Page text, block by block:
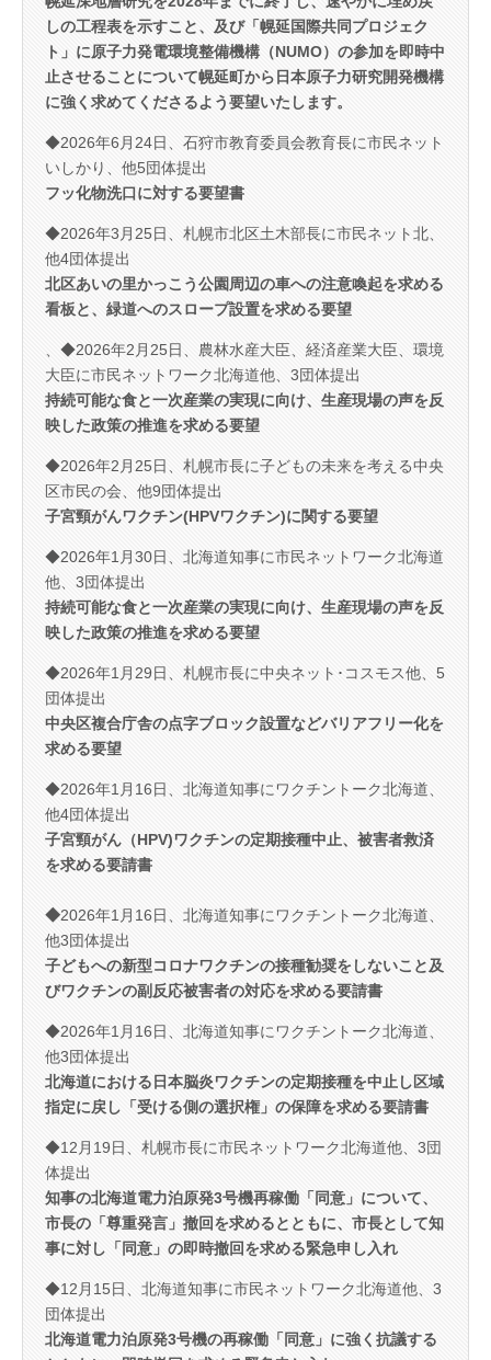
しの工程表を示すこと、及び「幌延国際共同プロジェク
ト」に原子力発電環境整備機構（NUMO）の参加を即時中
止させることについて幌延町から日本原子力研究開発機構
に強く求めてくださるよう要望いたします。
◆2026年6月24日、石狩市教育委員会教育長に市民ネット
いしかり、他5団体提出
フッ化物洗口に対する要望書
◆2026年3月25日、札幌市北区土木部長に市民ネット北、
他4団体提出
北区あいの里かっこう公園周辺の車への注意喚起を求める
看板と、緑道へのスロープ設置を求める要望
、◆2026年2月25日、農林水産大臣、経済産業大臣、環境
大臣に市民ネットワーク北海道他、3団体提出
持続可能な食と一次産業の実現に向け、生産現場の声を反
映した政策の推進を求める要望
◆2026年2月25日、札幌市長に子どもの未来を考える中央
区市民の会、他9団体提出
子宮頸がんワクチン(HPVワクチン)に関する要望
◆2026年1月30日、北海道知事に市民ネットワーク北海道
他、3団体提出
持続可能な食と一次産業の実現に向け、生産現場の声を反
映した政策の推進を求める要望
◆2026年1月29日、札幌市長に中央ネット･コスモス他、5
団体提出
中央区複合庁舎の点字ブロック設置などバリアフリー化を
求める要望
◆2026年1月16日、北海道知事にワクチントーク北海道、
他4団体提出
子宮頸がん（HPV)ワクチンの定期接種中止、被害者救済
を求める要請書
◆2026年1月16日、北海道知事にワクチントーク北海道、
他3団体提出
子どもへの新型コロナワクチンの接種勧奨をしないこと及
びワクチンの副反応被害者の対応を求める要請書
◆2026年1月16日、北海道知事にワクチントーク北海道、
他3団体提出
北海道における日本脳炎ワクチンの定期接種を中止し区域
指定に戻し「受ける側の選択権」の保障を求める要請書
◆12月19日、札幌市長に市民ネットワーク北海道他、3団
体提出
知事の北海道電力泊原発3号機再稼働「同意」について、
市長の「尊重発言」撤回を求めるとともに、市長として知
事に対し「同意」の即時撤回を求める緊急申し入れ
◆12月15日、北海道知事に市民ネットワーク北海道他、3
団体提出
北海道電力泊原発3号機の再稼働「同意」に強く抗議する